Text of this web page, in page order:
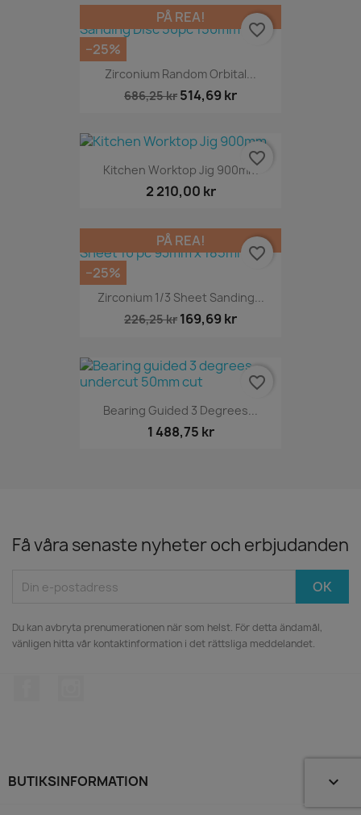
Zirconium Random Orbital...
686,25 kr 514,69 kr
PÅ REA!
−25%
favorite_border
Kitchen Worktop Jig 900mm
2 210,00 kr
favorite_border
Zirconium 1/3 Sheet Sanding...
226,25 kr 169,69 kr
PÅ REA!
−25%
favorite_border
Bearing Guided 3 Degrees...
1 488,75 kr
favorite_border
Få våra senaste nyheter och erbjudanden
Du kan avbryta prenumerationen när som helst. För detta ändamål,
vänligen hitta vår kontaktinformation i det rättsliga meddelandet.
BUTIKSINFORMATION keyboard_arrow_down